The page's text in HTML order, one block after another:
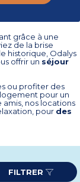
grâce à une
de la brise
historique, Odalys
offrir un séjour
ou profiter des
pour un
nos locations
pour des
FILTRER